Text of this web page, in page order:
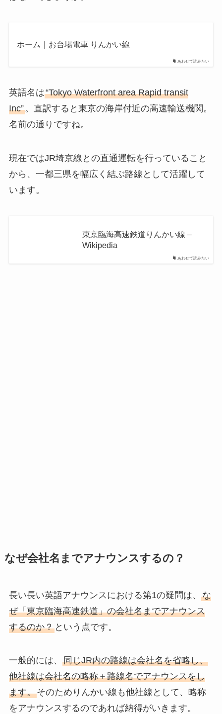
あわせて読みたい
ホーム｜お台場電車 りんかい線
英語名は“Tokyo Waterfront area Rapid transit
Inc”。直訳すると東京の海岸付近の高速輸送機関。
名前の通りですね。
現在ではJR埼京線との直通運転を行っていること
から、一都三県を幅広く結ぶ路線として活躍して
います。
あわせて読みたい
東京臨海高速鉄道りんかい線 –
Wikipedia
なぜ会社名までアナウンスするの？
長い長い英語アナウンスにおける第1の疑問は、 な
ぜ「東京臨海高速鉄道」の会社名までアナウンス
するのか？という点です。
一般的には、 同じJR内の路線は会社名を省略し、
他社線は会社名の略称＋路線名でアナウンスをし
ます。そのためりんかい線も他社線として、略称
をアナウンスするのであれば納得がいきます。